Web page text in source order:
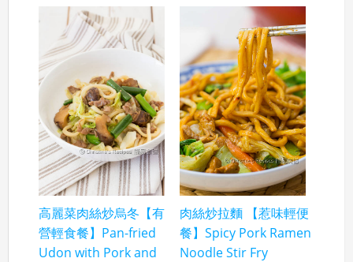
高麗菜肉絲炒烏冬【有
營輕食餐】Pan-fried
Udon with Pork and
肉絲炒拉麵 【惹味輕便
餐】Spicy Pork Ramen
Noodle Stir Fry